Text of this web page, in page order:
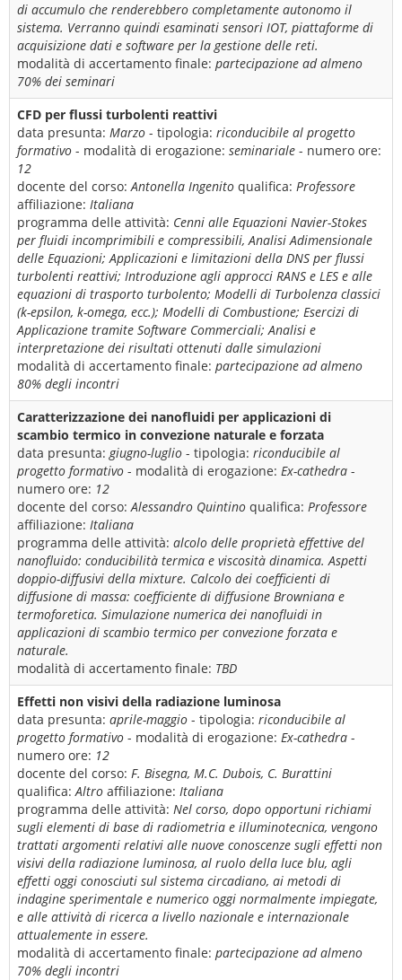
di accumulo che renderebbero completamente autonomo il
sistema. Verranno quindi esaminati sensori IOT, piattaforme di
acquisizione dati e software per la gestione delle reti.
modalità di accertamento finale: partecipazione ad almeno
70% dei seminari
CFD per flussi turbolenti reattivi
data presunta: Marzo - tipologia: riconducibile al progetto
formativo - modalità di erogazione: seminariale - numero ore:
12
docente del corso:Antonella Ingenito qualifica: Professore
affiliazione: Italiana
programma delle attività: Cenni alle Equazioni Navier-Stokes
per fluidi incomprimibili e compressibili, Analisi Adimensionale
delle Equazioni; Applicazioni e limitazioni della DNS per flussi
turbolenti reattivi; Introduzione agli approcci RANS e LES e alle
equazioni di trasporto turbolento; Modelli di Turbolenza classici
(k-epsilon, k-omega, ecc.); Modelli di Combustione; Esercizi di
Applicazione tramite Software Commerciali; Analisi e
interpretazione dei risultati ottenuti dalle simulazioni
modalità di accertamento finale: partecipazione ad almeno
80% degli incontri
Caratterizzazione dei nanofluidi per applicazioni di
scambio termico in convezione naturale e forzata
data presunta:giugno-luglio - tipologia: riconducibile al
progetto formativo - modalità di erogazione: Ex-cathedra -
numero ore: 12
docente del corso:Alessandro Quintino qualifica: Professore
affiliazione: Italiana
programma delle attività: alcolo delle proprietà effettive del
nanofluido: conducibilità termica e viscosità dinamica. Aspetti
doppio-diffusivi della mixture. Calcolo dei coefficienti di
diffusione di massa: coefficiente di diffusione Browniana e
termoforetica. Simulazione numerica dei nanofluidi in
applicazioni di scambio termico per convezione forzata e
naturale.
modalità di accertamento finale: TBD
Effetti non visivi della radiazione luminosa
data presunta: aprile-maggio - tipologia: riconducibile al
progetto formativo - modalità di erogazione: Ex-cathedra -
numero ore: 12
docente del corso: F. Bisegna, M.C. Dubois, C. Burattini
qualifica:Altro affiliazione: Italiana
programma delle attività: Nel corso, dopo opportuni richiami
sugli elementi di base di radiometria e illuminotecnica, vengono
trattati argomenti relativi alle nuove conoscenze sugli effetti non
visivi della radiazione luminosa, al ruolo della luce blu, agli
effetti oggi conosciuti sul sistema circadiano, ai metodi di
indagine sperimentale e numerico oggi normalmente impiegate,
e alle attività di ricerca a livello nazionale e internazionale
attualemente in essere.
modalità di accertamento finale: partecipazione ad almeno
70% degli incontri